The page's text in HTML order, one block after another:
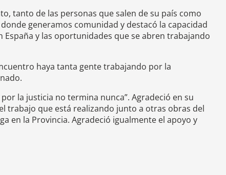
tanto de las personas que salen de su país como
generamos comunidad y destacó la capacidad
y las oportunidades que se abren trabajando
haya tanta gente trabajando por la
la justicia no termina nunca”. Agradeció en su
trabajo que está realizando junto a otras obras del
en la Provincia. Agradeció igualmente el apoyo y